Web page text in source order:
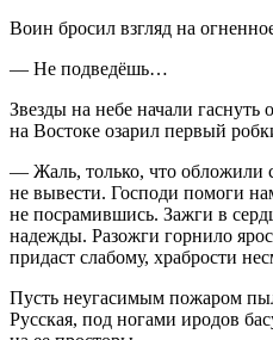
Воин бросил взгляд на
— Не подведёшь…
Звезды на небе начали гаснуть
на Востоке озарил первый
— Жаль, только, что обложили
не вывести. Господи помоги
не посрамившись. Зажги в
надежды. Разожги горнило
придаст слабому, храбрости
Пусть неугасимым пожаром
Русская, под ногами иродов